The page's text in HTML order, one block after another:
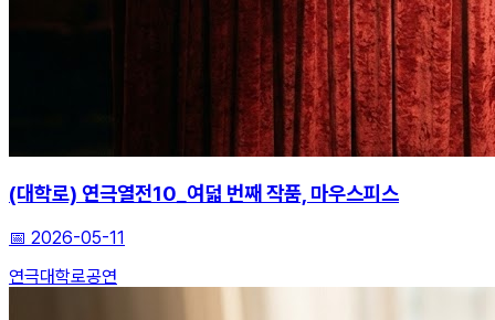
(대학로) 연극열전10_여덟 번째 작품, 마우스피스
📅 2026-05-11
연극대학로공연